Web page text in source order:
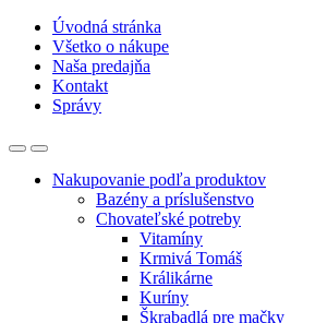
Úvodná stránka
Všetko o nákupe
Naša predajňa
Kontakt
Správy
Nakupovanie podľa produktov
Bazény a príslušenstvo
Chovateľské potreby
Vitamíny
Krmivá Tomáš
Králikárne
Kuríny
Škrabadlá pre mačky